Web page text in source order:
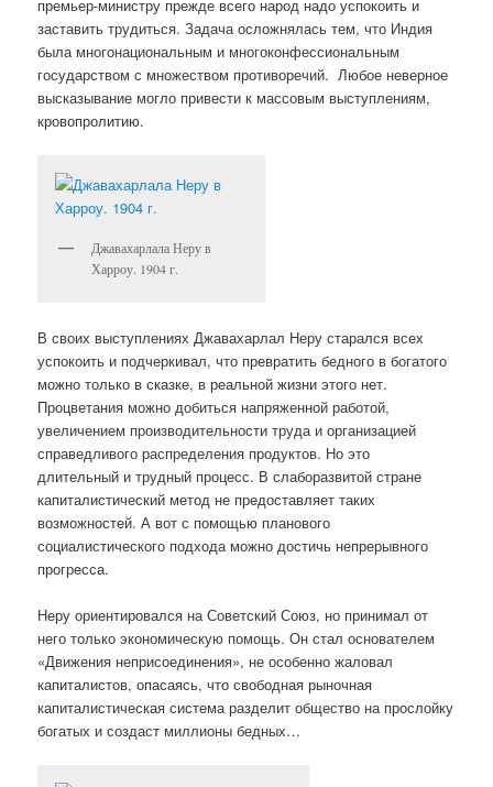
премьер-министру прежде всего народ надо успокоить и
заставить трудиться. Задача осложнялась тем, что Индия
была многонациональным и многоконфессиональным
государством с множеством противоречий. Любое неверное
высказывание могло привести к массовым выступлениям,
кровопролитию.
Джавахарлала Неру в
Харроу. 1904 г.
В своих выступлениях Джавахарлал Неру старался всех
успокоить и подчеркивал, что превратить бедного в богатого
можно только в сказке, в реальной жизни этого нет.
Процветания можно добиться напряженной работой,
увеличением производительности труда и организацией
справедливого распределения продуктов. Но это
длительный и трудный процесс. В слаборазвитой стране
капиталистический метод не предоставляет таких
возможностей. А вот с помощью планового
социалистического подхода можно достичь непрерывного
прогресса.
Неру ориентировался на Советский Союз, но принимал от
него только экономическую помощь. Он стал основателем
«Движения неприсоединения», не особенно жаловал
капиталистов, опасаясь, что свободная рыночная
капиталистическая система разделит общество на прослойку
богатых и создаст миллионы бедных…